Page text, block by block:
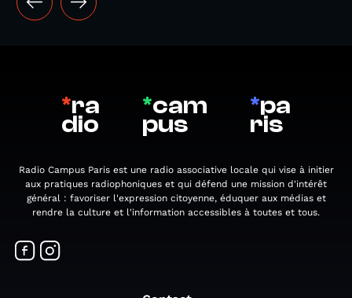
*ra
dio
*cam
pus
*pa
ris
Radio Campus Paris est une radio associative locale qui vise à initier
aux pratiques radiophoniques et qui défend une mission d'intérêt
général : favoriser l'expression citoyenne, éduquer aux médias et
rendre la culture et l'information accessibles à toutes et tous.